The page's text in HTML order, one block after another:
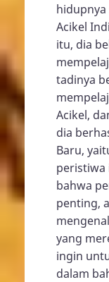
hidupnya
Acikel
itu, dia
tadinya
Acikel,
dia
Baru,
peristiwa
bahwa
penting,
yang
ingin
dalam